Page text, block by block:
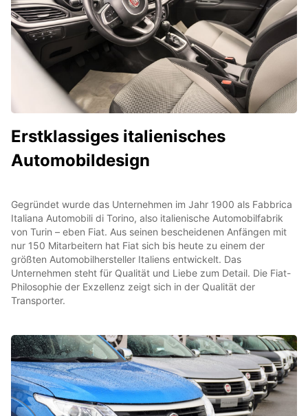
Erstklassiges italienisches
Automobildesign
Gegründet wurde das Unternehmen im Jahr 1900 als Fabbrica
Italiana Automobili di Torino, also italienische Automobilfabrik
von Turin – eben Fiat. Aus seinen bescheidenen Anfängen mit
nur 150 Mitarbeitern hat Fiat sich bis heute zu einem der
größten Automobilhersteller Italiens entwickelt. Das
Unternehmen steht für Qualität und Liebe zum Detail. Die Fiat-
Philosophie der Exzellenz zeigt sich in der Qualität der
Transporter.